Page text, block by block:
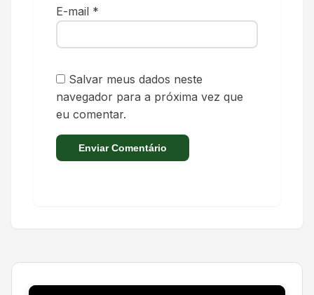
E-mail *
Salvar meus dados neste
navegador para a próxima vez que
eu comentar.